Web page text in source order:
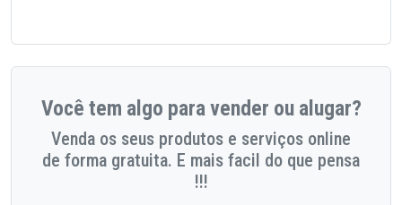
Você tem algo para vender ou alugar?
Venda os seus produtos e serviços online
de forma gratuita. E mais facil do que pensa
!!!